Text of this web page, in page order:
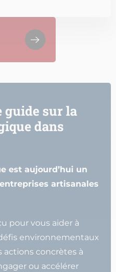
guide sur la
dans
est aujourd’hui un
artisanales
pour vous aider à
environnementaux
actions concrètes à
ou accélérer